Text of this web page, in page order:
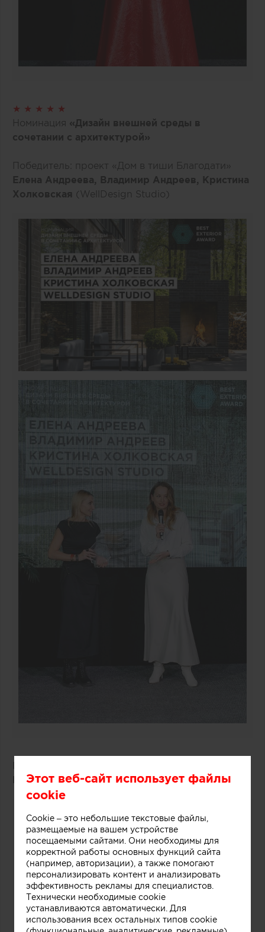
★ ★ ★ ★ ★
Номинация «Дизайн внешней среды в
сочетании с архитектурой»
Победитель: проект «Дом в тиши Благодати»
Елена Андреева, Владимир Андреев, Кристина
Холковская (WellDesign Studio)
Победитель: проект «Дача Фурцевой в Баковке»
Борис Уборевич-Боровский(UB.DESIGN)
Этот веб-сайт использует файлы
cookie
Cookie – это небольшие текстовые файлы,
размещаемые на вашем устройстве
посещаемыми сайтами. Они необходимы для
корректной работы основных функций сайта
(например, авторизации), а также помогают
персонализировать контент и анализировать
эффективность рекламы для специалистов.
Технически необходимые cookie
устанавливаются автоматически. Для
использования всех остальных типов cookie